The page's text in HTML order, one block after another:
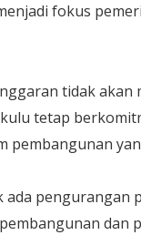
fokus
tidak
tetap
pembangunan
pengurangan
dan